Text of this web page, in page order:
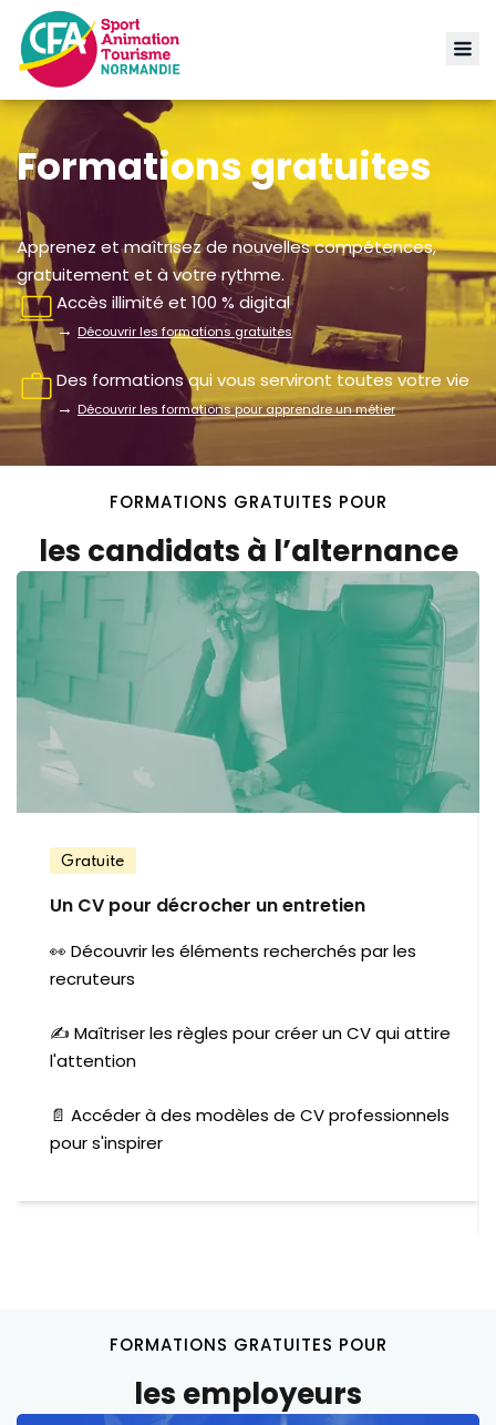
Formations gratuites
Apprenez et maîtrisez de nouvelles compétences,
gratuitement et à votre rythme.
Accès illimité et 100 % digital
→ Découvrir les formations gratuites
Des formations qui vous serviront toutes votre vie
→ Découvrir les formations pour apprendre un métier
FORMATIONS GRATUITES POUR
les candidats à l’alternance
Gratuite
Un CV pour décrocher un entretien
👀 Découvrir les éléments recherchés par les
recruteurs
✍️ Maîtriser les règles pour créer un CV qui attire
l'attention
📄 Accéder à des modèles de CV professionnels
pour s'inspirer
FORMATIONS GRATUITES POUR
les employeurs